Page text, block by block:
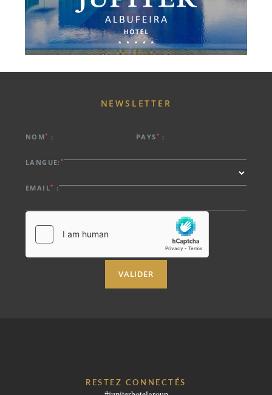
NOM* : PAYS* :
LANGUE:*
EMAIL* :
VALIDER
NEWSLETTER
RESTEZ CONNECTÉS